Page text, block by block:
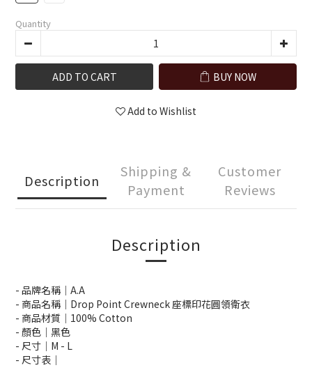
Quantity
ADD TO CART BUY NOW
Add to Wishlist
Description
Shipping &
Payment
Customer
Reviews
Description
- 品牌名稱｜A.A
- 商品名稱｜Drop Point Crewneck 座標印花圓領衛衣
- 商品材質｜100% Cotton
- 顏色｜黑色
- 尺寸｜M - L
- 尺寸表｜